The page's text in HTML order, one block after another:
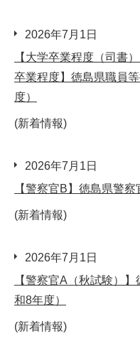
2026年7月1日
【大学卒業程度（司書
卒業程度】徳島県職員
度）
(新着情報)
2026年7月1日
【警察官B】徳島県警
(新着情報)
2026年7月1日
【警察官A（秋試験）
和8年度）
(新着情報)